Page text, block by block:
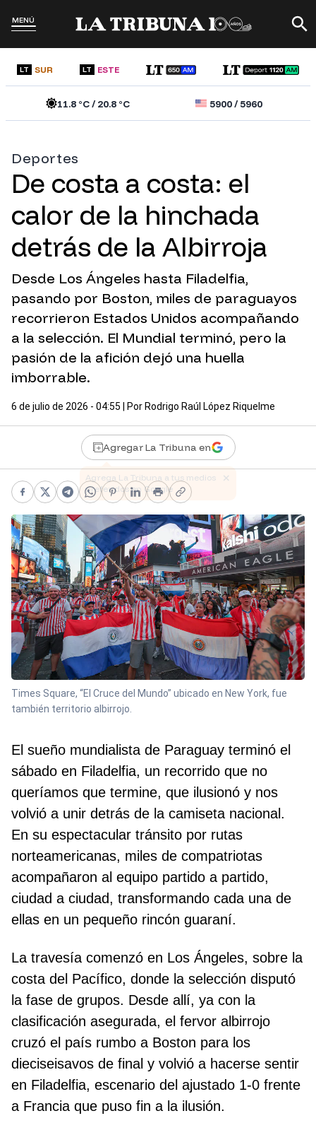
MENÚ
LT SUR LT ESTE
11.8°C /20.8°C 5900/5960
Deportes
De costa a costa: el
calor de la hinchada
detrás de la Albirroja
Desde Los Ángeles hasta Filadelfia,
pasando por Boston, miles de paraguayos
recorrieron Estados Unidos acompañando
a la selección. El Mundial terminó, pero la
pasión de la afición dejó una huella
imborrable.
6 de julio de 2026 - 04:55 | Por Rodrigo Raúl López Riquelme
Agregar La Tribuna en
Facebook
X Telegram
WhatsApp
Pinterest
LinkedIn
PrintCopy link
Times Square, “El Cruce del Mundo” ubicado en New York, fue
también territorio albirrojo.
El sueño mundialista de Paraguay terminó el
sábado en Filadelfia, un recorrido que no
queríamos que termine, que ilusionó y nos
volvió a unir detrás de la camiseta nacional.
En su espectacular tránsito por rutas
norteamericanas, miles de compatriotas
acompañaron al equipo partido a partido,
ciudad a ciudad, transformando cada una de
ellas en un pequeño rincón guaraní.
La travesía comenzó en Los Ángeles, sobre la
costa del Pacífico, donde la selección disputó
la fase de grupos. Desde allí, ya con la
clasificación asegurada, el fervor albirrojo
cruzó el país rumbo a Boston para los
dieciseisavos de final y volvió a hacerse sentir
en Filadelfia, escenario del ajustado 1-0 frente
a Francia que puso fin a la ilusión.